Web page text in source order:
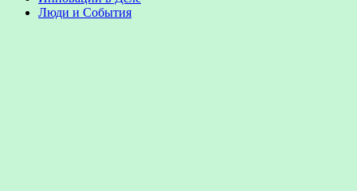
Люди и События